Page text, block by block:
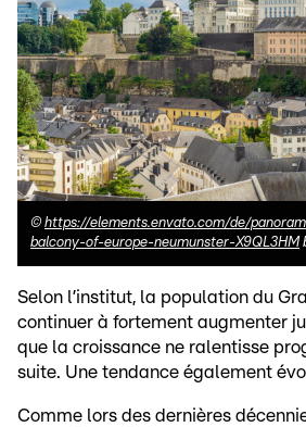
© https://elements.envato.com/de/
balcony-of-europe-neumunster-X9QL3HM
Selon l’institut, la population du
continuer à fortement augmenter
que la croissance ne ralentisse
suite. Une tendance également
Comme lors des dernières